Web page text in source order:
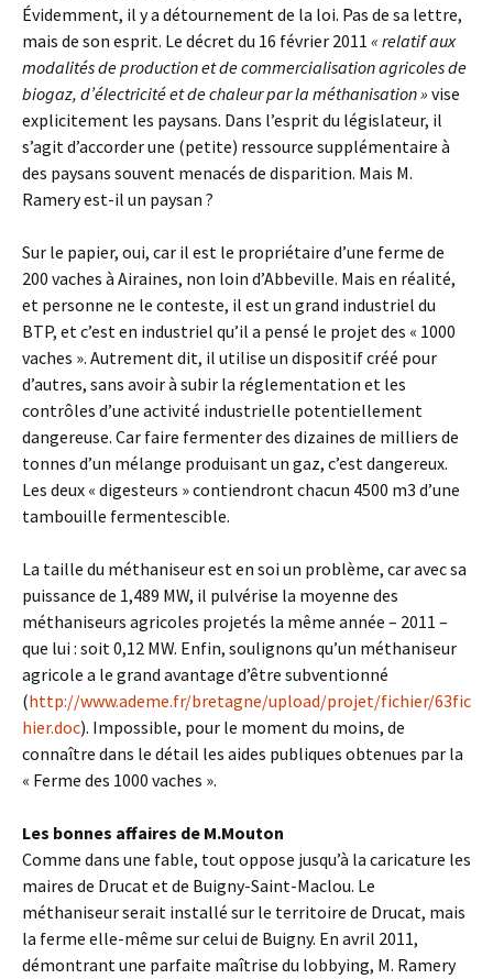
Évidemment, il y a détournement de la loi. Pas de sa lettre,
mais de son esprit. Le décret du 16 février 2011 « relatif aux
modalités de production et de commercialisation agricoles de
biogaz, d’électricité et de chaleur par la méthanisation » vise
explicitement les paysans. Dans l’esprit du législateur, il
s’agit d’accorder une (petite) ressource supplémentaire à
des paysans souvent menacés de disparition. Mais M.
Ramery est-il un paysan ?
Sur le papier, oui, car il est le propriétaire d’une ferme de
200 vaches à Airaines, non loin d’Abbeville. Mais en réalité,
et personne ne le conteste, il est un grand industriel du
BTP, et c’est en industriel qu’il a pensé le projet des « 1000
vaches ». Autrement dit, il utilise un dispositif créé pour
d’autres, sans avoir à subir la réglementation et les
contrôles d’une activité industrielle potentiellement
dangereuse. Car faire fermenter des dizaines de milliers de
tonnes d’un mélange produisant un gaz, c’est dangereux.
Les deux « digesteurs » contiendront chacun 4500 m3 d’une
tambouille fermentescible.
La taille du méthaniseur est en soi un problème, car avec sa
puissance de 1,489 MW, il pulvérise la moyenne des
méthaniseurs agricoles projetés la même année – 2011 –
que lui : soit 0,12 MW. Enfin, soulignons qu’un méthaniseur
agricole a le grand avantage d’être subventionné
(http://www.ademe.fr/bretagne/upload/projet/fichier/63fic
hier.doc). Impossible, pour le moment du moins, de
connaître dans le détail les aides publiques obtenues par la
« Ferme des 1000 vaches ».
Les bonnes affaires de M.Mouton
Comme dans une fable, tout oppose jusqu’à la caricature les
maires de Drucat et de Buigny-Saint-Maclou. Le
méthaniseur serait installé sur le territoire de Drucat, mais
la ferme elle-même sur celui de Buigny. En avril 2011,
démontrant une parfaite maîtrise du lobbying, M. Ramery